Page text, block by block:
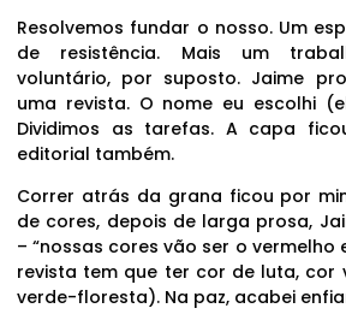
Resolvemos fundar o nosso. Um
de resistência. Mais um
voluntário, por suposto. Jaime
uma revista. O nome eu escolhi
Dividimos as tarefas. A capa
editorial também.
Correr atrás da grana ficou por
de cores, depois de larga prosa,
– “nossas cores vão ser o vermelho
revista tem que ter cor de luta, cor
verde-floresta). Na paz, acabei